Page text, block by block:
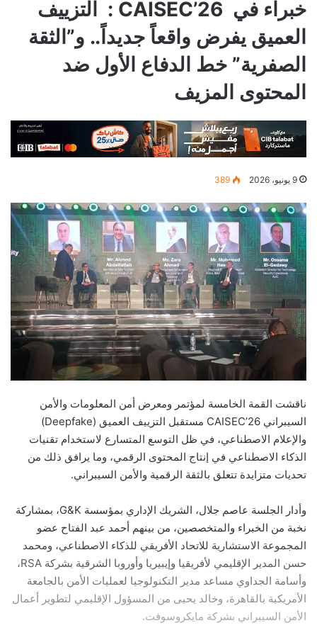
خبراء في CAISEC’26 : التزييف
العميق يفرض واقعاً جديداً.. و”الثقة
الصفرية” خط الدفاع الأول ضد
المحتوى المزيف
9 يونيو، 2026 389
ناقشت القمة الخامسة لمؤتمر ومعرض أمن المعلومات والأمن
السيبراني CAISEC’26 مستقبل التزييف العميق (Deepfake)
والإعلام الاصطناعي، في ظل التوسع المتسارع لاستخدام تقنيات
الذكاء الاصطناعي في إنتاج المحتوى الرقمي، وما يرافق ذلك من
تحديات متزايدة تتعلق بالثقة الرقمية والأمن السيبراني.
وأدار الجلسة عاصم جلال، الشريك الإداري بمؤسسة G&K، بمشاركة
نخبة من الخبراء والمتخصصين، من بينهم أحمد عبد الفتاح عضو
المجموعة الاستشارية للاتحاد الأفريقي للذكاء الاصطناعي، ومحمد
حسن المدير الإقليمي لأفريقيا وإيبيريا وأوروبا الشرقية بشركة RSA،
وأسامة الجداوي مساعد مدير التكنولوجيا لعمليات الأمن بالجامعة
الأمريكية بالقاهرة، وخالد يحيى من المسؤول الإقليمي لتطوير أعمال
الأمن السيبراني بشركة مايكروسوفت.